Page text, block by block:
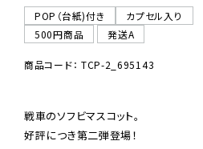
POP（台紙)付き
カプセル入り
500円商品
発送A
商品コード： TCP-2_695143
戦車のソフビマスコット。
好評につき第二弾登場！